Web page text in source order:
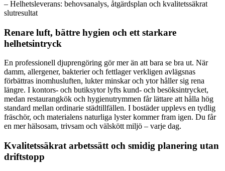
– Helhetsleverans: behovsanalys, åtgärdsplan och kvalitetssäkrat
slutresultat
Renare luft, bättre hygien och ett starkare
helhetsintryck
En professionell djuprengöring gör mer än att bara se bra ut. När
damm, allergener, bakterier och fettlager verkligen avlägsnas
förbättras inomhusluften, lukter minskar och ytor håller sig rena
längre. I kontors- och butiksytor lyfts kund- och besöksintrycket,
medan restaurangkök och hygienutrymmen får lättare att hålla hög
standard mellan ordinarie städtillfällen. I bostäder upplevs en tydlig
fräschör, och materialens naturliga lyster kommer fram igen. Du får
en mer hälsosam, trivsam och välskött miljö – varje dag.
Kvalitetssäkrat arbetssätt och smidig planering utan
driftstopp